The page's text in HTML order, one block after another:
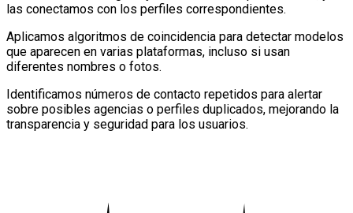
las conectamos con los perfiles correspondientes.
Aplicamos algoritmos de coincidencia para detectar modelos
que aparecen en varias plataformas, incluso si usan
diferentes nombres o fotos.
Identificamos números de contacto repetidos para alertar
sobre posibles agencias o perfiles duplicados, mejorando la
transparencia y seguridad para los usuarios.